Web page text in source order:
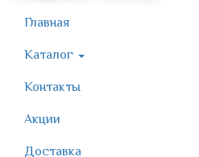
Главная
Каталог
Контакты
Акции
Доставка